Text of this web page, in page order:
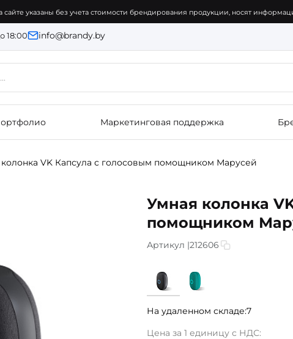
сайте указаны без учета стоимости брендирования продукции, носят
18:00 info@brandy.by
Маркетинговая поддержка
VK Капсула с голосовым помощником Марусей
Умная колонка
помощником
Артикул |212606
На удаленном складе:7
Цена за 1 единицу с НДС: